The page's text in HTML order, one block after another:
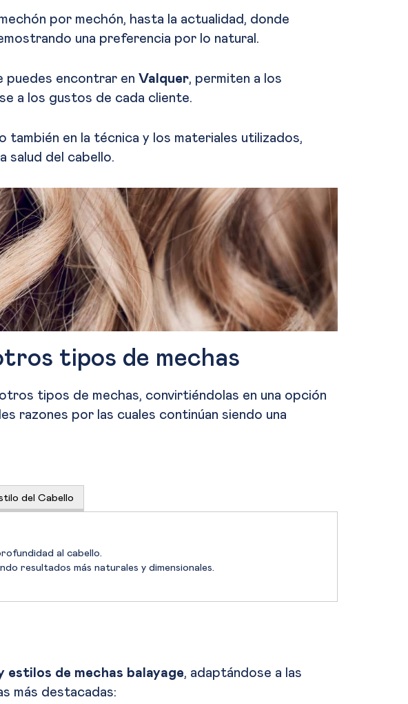
por mechón, hasta la actualidad, donde
una preferencia por lo natural.
puedes encontrar en Valquer, permiten a los
a los gustos de cada cliente.
en la técnica y los materiales utilizados,
salud del cabello.
tipos de mechas
tipos de mechas, convirtiéndolas en una opción
razones por las cuales continúan siendo una
del Cabello
al cabello.
resultados más naturales y dimensionales.
estilos de mechas balayage, adaptándose a las
más destacadas: